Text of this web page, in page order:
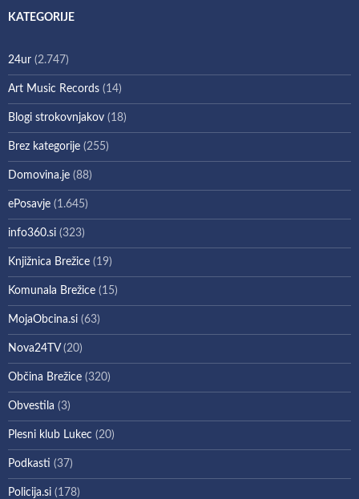
KATEGORIJE
24ur (2.747)
Art Music Records (14)
Blogi strokovnjakov (18)
Brez kategorije (255)
Domovina.je (88)
ePosavje (1.645)
info360.si (323)
Knjižnica Brežice (19)
Komunala Brežice (15)
MojaObcina.si (63)
Nova24TV(20)
Občina Brežice (320)
Obvestila (3)
Plesni klub Lukec (20)
Podkasti (37)
Policija.si (178)